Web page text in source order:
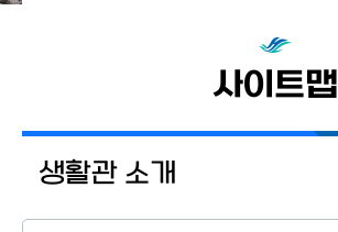
건물 소개
게시판
사이트맵
생활관 소개